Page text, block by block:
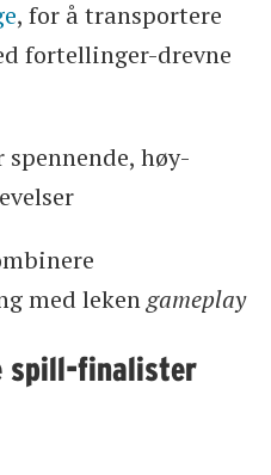
, for å transportere
fortellinger-drevne
spennende, høy-
med lekengameplay
spill-finalister